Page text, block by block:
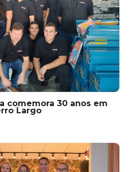
comemora 30 anos em
Largo